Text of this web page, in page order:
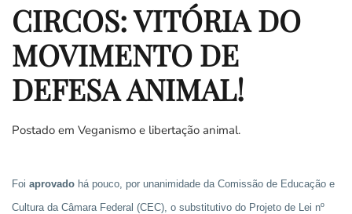
CIRCOS: VITÓRIA DO
MOVIMENTO DE
DEFESA ANIMAL!
Postado em Veganismo e libertação animal.
Foi aprovado há pouco, por unanimidade da Comissão de Educação e
Cultura da Câmara Federal (CEC), o substitutivo do Projeto de Lei nº